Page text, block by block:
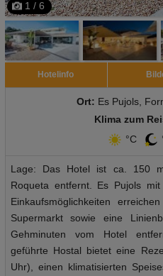
1 / 6
Hotelinfo
Ort: Es Pujols,
Klima zum
°C
Lage: Das Hotel ist ca. 150
Roqueta entfernt. Es Pujols
Einkaufsmöglichkeiten
Supermarkt sowie eine
Gehminuten vom Hotel
geführte Hostal bietet eine
Uhr), einen klimatisierten